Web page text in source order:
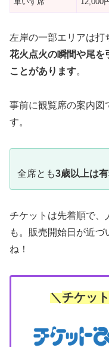
左岸の一部エリアは打
花火点火の瞬間や尾を
ことがあります。
事前に観覧席の案内図
す。
全席とも3歳以上は
チケットは先着順で、
も。販売開始日が近
ね！
＼チケット